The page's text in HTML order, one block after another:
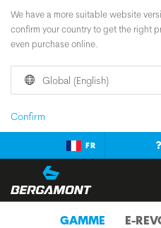
We have a more suitable website
confirm your country to get the right
even purchase online.
Global (English)
Confirm
FR
GAMME E-